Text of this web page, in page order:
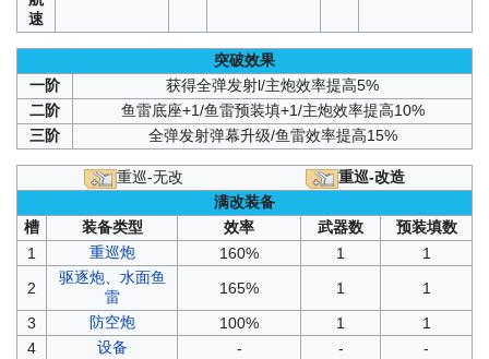
速
突破效果
一阶
获得全弹发射l/主炮效率提高5%
二阶
鱼雷底座+1/鱼雷预装填+1/主炮效率提高10%
三阶
全弹发射弹幕升级/鱼雷效率提高15%
重巡-无改
重巡-改造
满改装备
槽
装备类型 效率 武器数
预装填数
1
重巡炮 160% 1
1
2
驱逐炮、 水面鱼
雷
165% 1
1
3
防空炮 100% 1
1
4
设备 - -
-